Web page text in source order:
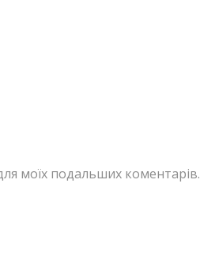
моїх подальших коментарів.